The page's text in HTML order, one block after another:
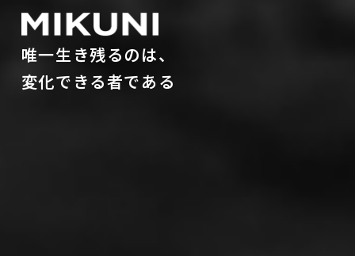
唯一生き残るのは、
変化できる者である